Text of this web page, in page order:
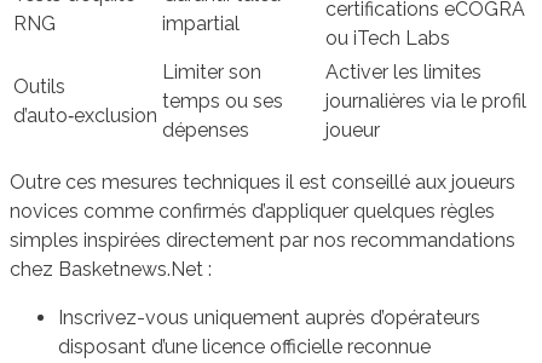
RNG
impartial
certifications eCOGRA
ou iTech Labs
Outils
d’auto‑exclusion
Limiter son
temps ou ses
dépenses
Activer les limites
journalières via le profil
joueur
Outre ces mesures techniques il est conseillé aux joueurs
novices comme confirmés d’appliquer quelques règles
simples inspirées directement par nos recommandations
chez Basketnews.Net :
Inscrivez-vous uniquement auprès d’opérateurs
disposant d’une licence officielle reconnue